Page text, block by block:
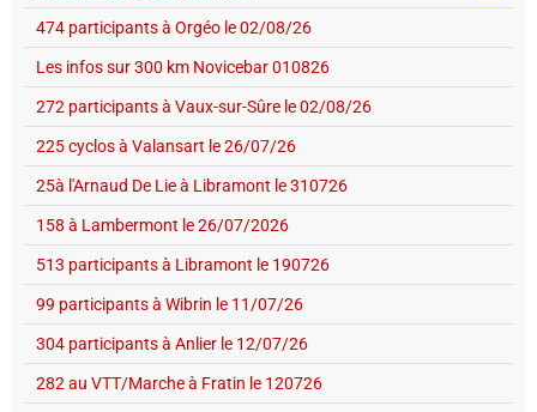
474 participants à Orgéo le 02/08/26
Les infos sur 300 km Novicebar 010826
272 participants à Vaux-sur-Sûre le 02/08/26
225 cyclos à Valansart le 26/07/26
25à l'Arnaud De Lie à Libramont le 310726
158 à Lambermont le 26/07/2026
513 participants à Libramont le 190726
99 participants à Wibrin le 11/07/26
304 participants à Anlier le 12/07/26
282 au VTT/Marche à Fratin le 120726